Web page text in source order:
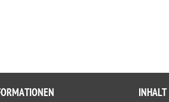
INHALT